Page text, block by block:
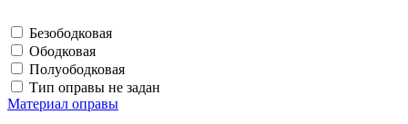
Безободковая
Ободковая
Полуободковая
Тип оправы не задан
Материал оправы